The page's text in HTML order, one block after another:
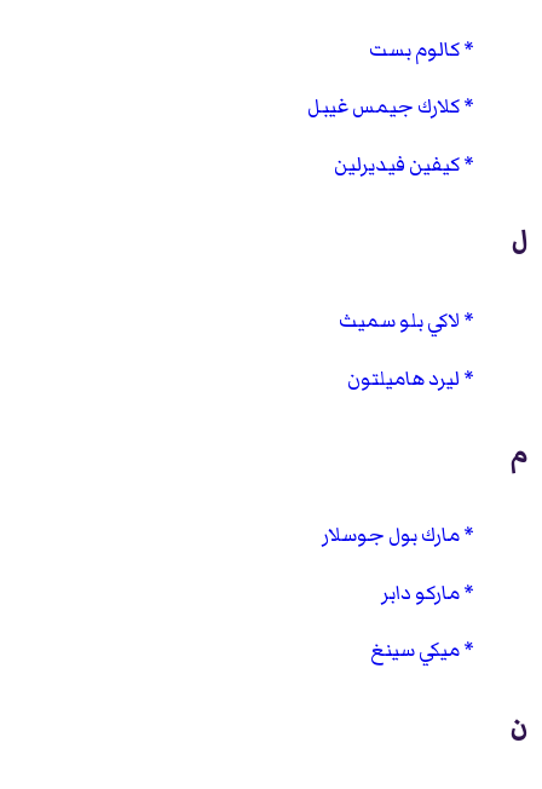
كالوم بست
كلارك جيمس غيبل
كيفين فيديرلين
ل
لاكي بلو سميث
ليرد هاميلتون
م
مارك بول جوسلار
ماركو دابر
ميكي سينغ
ن